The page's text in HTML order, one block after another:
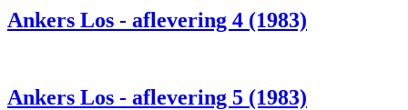
Ankers Los - aflevering 4 (1983)
Ankers Los - aflevering 5 (1983)